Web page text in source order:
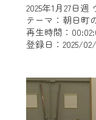
2025年1月27日
テーマ：朝日町
再生時間：
登録日：2025/